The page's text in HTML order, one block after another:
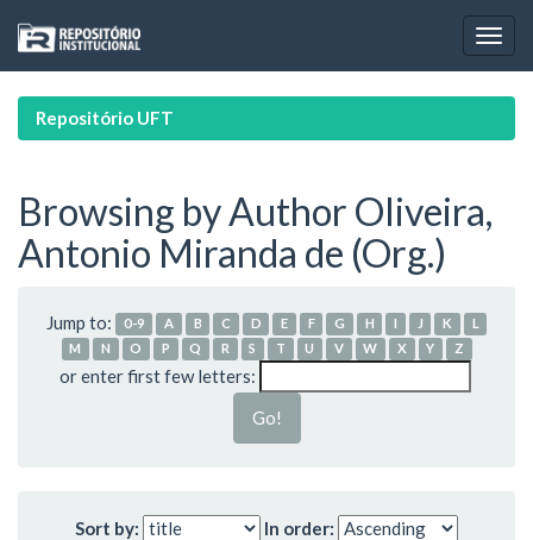
navigation
Repositório UFT
Browsing by Author Oliveira,
Antonio Miranda de (Org.)
Jump to: 0-9 A B C D E F G H I J K
L
M
N O P Q R S T U V W X Y Z
or enter first few letters:
Sort by:
In order: